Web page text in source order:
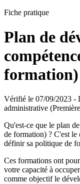
Fiche pratique
Plan de
Vérifié le 07/09/2023 -
administrative
Qu'est-ce que le plan
de formation) ? C'est le
définir sa politique de
Ces formations ont
votre capacité à
comme objectif le